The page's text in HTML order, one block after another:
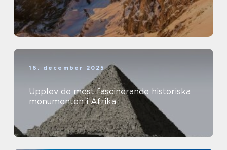
16. december 2025
Upplev de mest fascinerande historiska
monumenten i Afrika